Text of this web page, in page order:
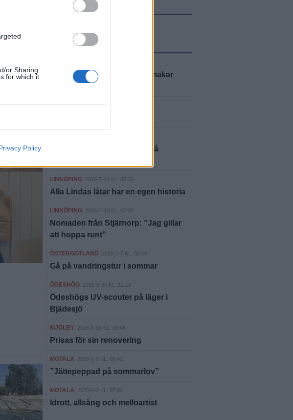
or Sharing
for which it
Policy
SENASTE NYTT
Vågar du testa glass som smakar
ÖSTERGÖTLAND 2026-7-22 KL. 08:00
Sommarens bästa äventyr på
LINKÖPING 2026-7-14 KL. 08:30
Alla Lindas låtar har en egen historia
LINKÖPING 2026-7-10 KL. 07:30
Nomaden från Stjärnorp: "Jag gillar
att hoppa runt"
ÖSTERGÖTLAND 2026-7-7 KL. 08:00
Gå på vandringstur i sommar
ÖDESHÖG 2026-6-30 KL. 12:13
Ödeshögs UV-scouter på läger i
Bjädesjö
MJÖLBY 2026-6-16 KL. 08:45
Prisas för sin renovering
MOTALA 2026-6-9 KL. 09:42
”Jättepeppad på sommarlov”
MOTALA 2026-6-2 KL. 07:02
Idrott, allsång och melloartist